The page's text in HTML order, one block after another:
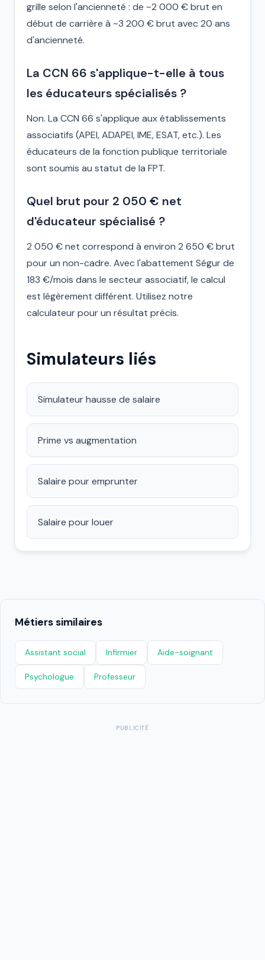
grille selon l'ancienneté : de ~2 000 € brut en
début de carrière à ~3 200 € brut avec 20 ans
d'ancienneté.
La CCN 66 s'applique-t-elle à tous
les éducateurs spécialisés ?
Non. La CCN 66 s'applique aux établissements
associatifs (APEI, ADAPEI, IME, ESAT, etc.). Les
éducateurs de la fonction publique territoriale
sont soumis au statut de la FPT.
Quel brut pour 2 050 € net
d'éducateur spécialisé ?
2 050 € net correspond à environ 2 650 € brut
pour un non-cadre. Avec l'abattement Ségur de
183 €/mois dans le secteur associatif, le calcul
est légèrement différent. Utilisez notre
calculateur pour un résultat précis.
Simulateurs liés
Simulateur hausse de salaire
Prime vs augmentation
Salaire pour emprunter
Salaire pour louer
Métiers similaires
Assistant social Infirmier Aide-soignant
Psychologue Professeur
PUBLICITÉ